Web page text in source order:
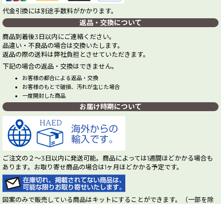
代金引換には別途手数料がかかります。
返品・交換について
商品到着後3日以内にご連絡ください。
品違い・不良品の場合は交換いたします。
返品の際の送料は弊社負担とさせていただきます。
下記の場合の返品・交換はできません。
お客様の都合による返品・交換
お客様のもとで破損、汚れが生じた場合
一度開封した商品
お届け時期について
ご注文の２～3日以内に発送可能。商品によっては1週間ほどかかる場合も
あります。お取り寄せ商品の場合は1ヶ月ほどかかる予定です。
図案のみで販売している商品はキットにすることができます。（一部を除